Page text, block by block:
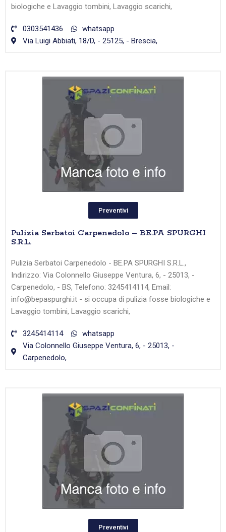
biologiche e Lavaggio tombini, Lavaggio scarichi,
0303541436
whatsapp
Via Luigi Abbiati, 18/D, - 25125, - Brescia,
Preventivi
Pulizia Serbatoi Carpenedolo – BE.PA SPURGHI
S.R.L.
Pulizia Serbatoi Carpenedolo - BE.PA SPURGHI S.R.L.,
Indirizzo: Via Colonnello Giuseppe Ventura, 6, - 25013, -
Carpenedolo, - BS, Telefono: 3245414114, Email:
info@bepaspurghi.it - si occupa di pulizia fosse biologiche e
Lavaggio tombini, Lavaggio scarichi,
3245414114
whatsapp
Via Colonnello Giuseppe Ventura, 6, - 25013, -
Carpenedolo,
Preventivi